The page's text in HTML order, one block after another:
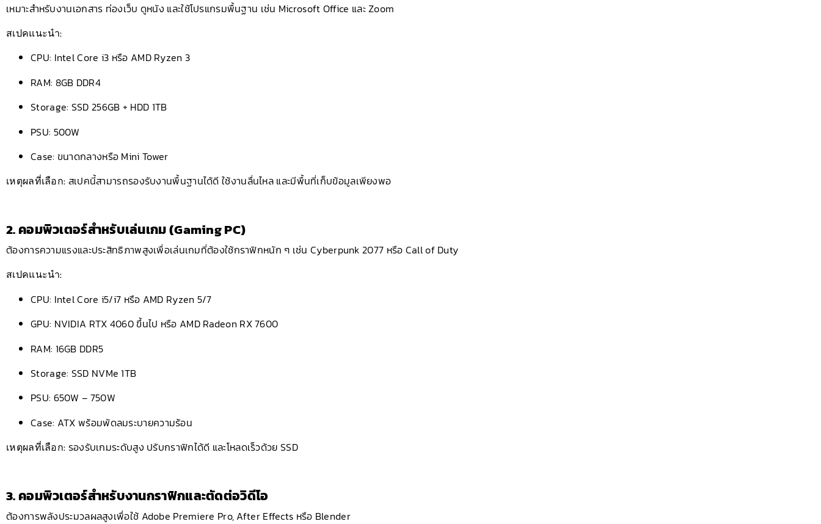
เหมาะสำหรับงานเอกสาร ท่องเว็บ ดูหนัง และใช้โปรแกรมพื้นฐาน เช่น Microsoft Office และ Zoom
สเปคแนะนำ:
CPU: Intel Core i3 หรือ AMD Ryzen 3
RAM: 8GB DDR4
Storage: SSD 256GB + HDD 1TB
PSU: 500W
Case: ขนาดกลางหรือ Mini Tower
เหตุผลที่เลือก: สเปคนี้สามารถรองรับงานพื้นฐานได้ดี ใช้งานลื่นไหล และมีพื้นที่เก็บข้อมูลเพียงพอ
2. คอมพิวเตอร์สำหรับเล่นเกม (Gaming PC)
ต้องการความแรงและประสิทธิภาพสูงเพื่อเล่นเกมที่ต้องใช้กราฟิกหนัก ๆ เช่น Cyberpunk 2077 หรือ Call of Duty
สเปคแนะนำ:
CPU: Intel Core i5/i7 หรือ AMD Ryzen 5/7
GPU: NVIDIA RTX 4060 ขึ้นไป หรือ AMD Radeon RX 7600
RAM: 16GB DDR5
Storage: SSD NVMe 1TB
PSU: 650W – 750W
Case: ATX พร้อมพัดลมระบายความร้อน
เหตุผลที่เลือก: รองรับเกมระดับสูง ปรับกราฟิกได้ดี และโหลดเร็วด้วย SSD
3. คอมพิวเตอร์สำหรับงานกราฟิกและตัดต่อวิดีโอ
ต้องการพลังประมวลผลสูงเพื่อใช้ Adobe Premiere Pro, After Effects หรือ Blender